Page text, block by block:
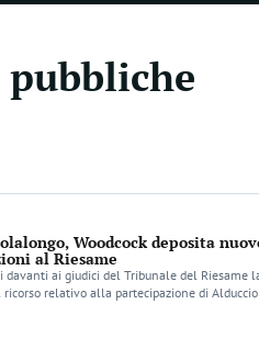
Woodcock deposita
al Riesame
davanti ai giudici del Tribunale del Riesame
ricorso relativo alla partecipazione di